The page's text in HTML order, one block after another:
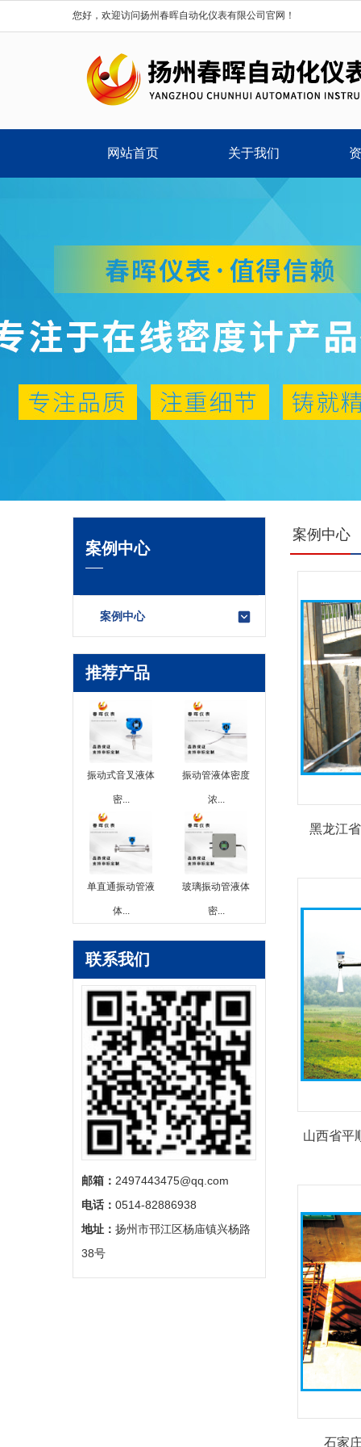
您好，欢迎访问扬州春晖自动化仪表有限公司官网！
网站首页 关于我们
案例中心
案例中心
推荐产品
振动式音叉液体
密...
振动管液体密度
浓...
单直通振动管液
体...
玻璃振动管液体
密...
联系我们
邮箱： 2497443475@qq.com
电话： 0514-82886938
地址： 扬州市邗江区杨庙镇兴杨路
38号
案例中心
黑龙江
山西省平
石家